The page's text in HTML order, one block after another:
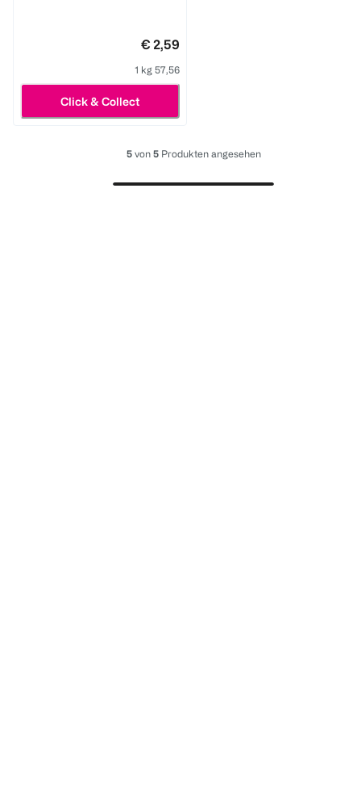
€ 2,59
1 kg 57,56
Click & Collect
5 von5 Produkten angesehen